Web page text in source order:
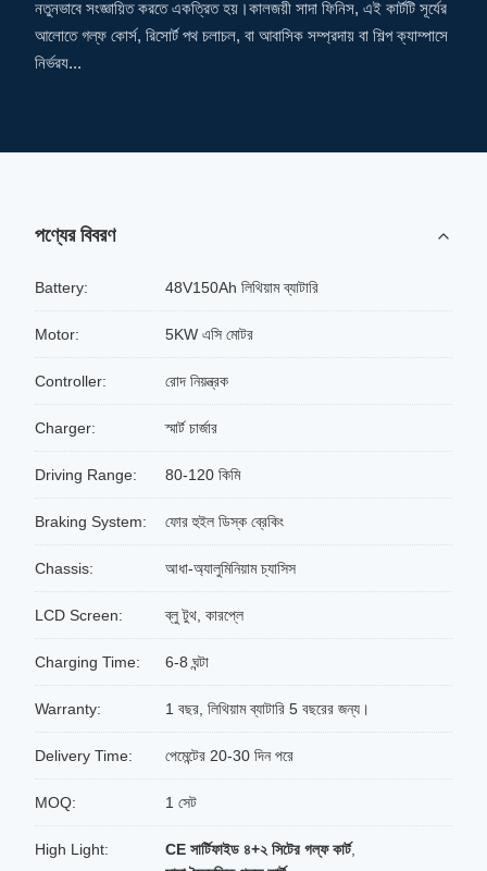
নতুনভাবে সংজ্ঞায়িত করতে একত্রিত হয়।কালজয়ী সাদা ফিনিস, এই কার্টটি সূর্যের
আলোতে গল্ফ কোর্স, রিসোর্ট পথ চলাচল, বা আবাসিক সম্প্রদায় বা শিল্প ক্যাম্পাসে
নির্ভরয...
পণ্যের বিবরণ
Battery: 48V150Ah লিথিয়াম ব্যাটারি
Motor: 5KW এসি মোটর
Controller: রোদ নিয়ন্ত্রক
Charger: স্মার্ট চার্জার
Driving Range: 80-120 কিমি
Braking System: ফোর হুইল ডিস্ক ব্রেকিং
Chassis: আধা-অ্যালুমিনিয়াম চ্যাসিস
LCD Screen: ব্লু টুথ, কারপ্লে
Charging Time: 6-8 ঘন্টা
Warranty: 1 বছর, লিথিয়াম ব্যাটারি 5 বছরের জন্য।
Delivery Time: পেমেন্টের 20-30 দিন পরে
MOQ: 1 সেট
High Light: CE সার্টিফাইড ৪+২ সিটের গল্ফ কার্ট,